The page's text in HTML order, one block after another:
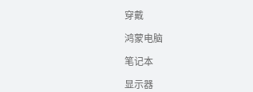
穿戴
鸿蒙电脑
笔记本
显示器